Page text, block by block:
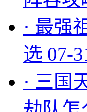
· 最强
选 07-
· 三国